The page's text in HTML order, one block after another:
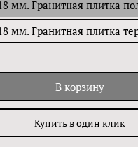
мм. Гранитная плитка
мм. Гранитная плитка
В корзину
Купить в один клик